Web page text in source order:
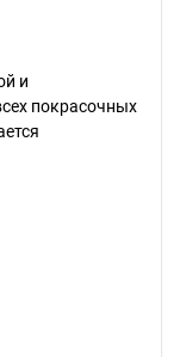
и
покрасочных